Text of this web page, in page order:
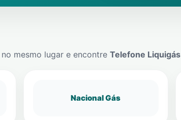
mesmo lugar e encontre Telefone Liquigás
Nacional Gás